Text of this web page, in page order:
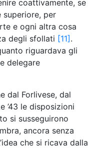
coattivamente, se
superiore, per
e ogni altra cosa
degli sfollati [11].
riguardava gli
delegare
dal Forlivese, dal
’43 le disposizioni
si susseguirono
ancora senza
che si ricava dalla